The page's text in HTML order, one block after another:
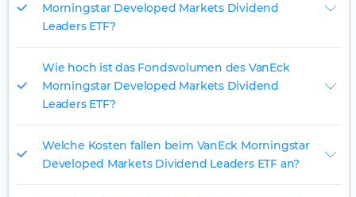
Morningstar Developed Markets Dividend
Leaders ETF?
Wie hoch ist das Fondsvolumen des VanEck
Morningstar Developed Markets Dividend
Leaders ETF?
Welche Kosten fallen beim VanEck Morningstar
Developed Markets Dividend Leaders ETF an?